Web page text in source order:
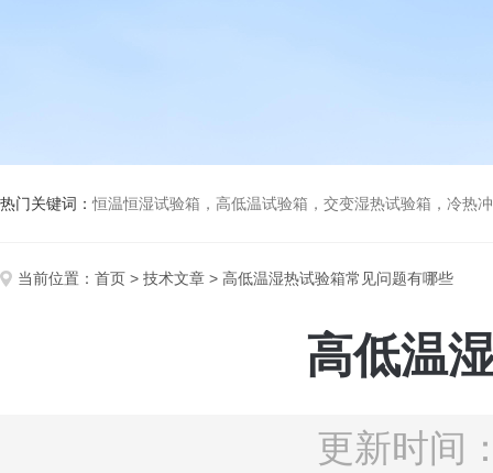
热门关键词：恒温恒湿试验箱，高低温试验箱，交变湿热试验箱，冷热冲击试验
当前位置： 首页 > 技术文章 > 高低温湿热试验箱常见问题有哪些
高低温
更新时间